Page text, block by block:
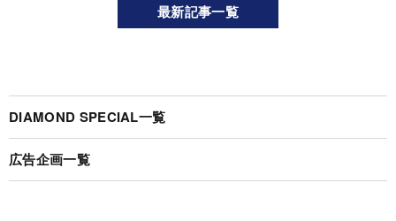
最新記事一覧
DIAMOND SPECIAL一覧
広告企画一覧